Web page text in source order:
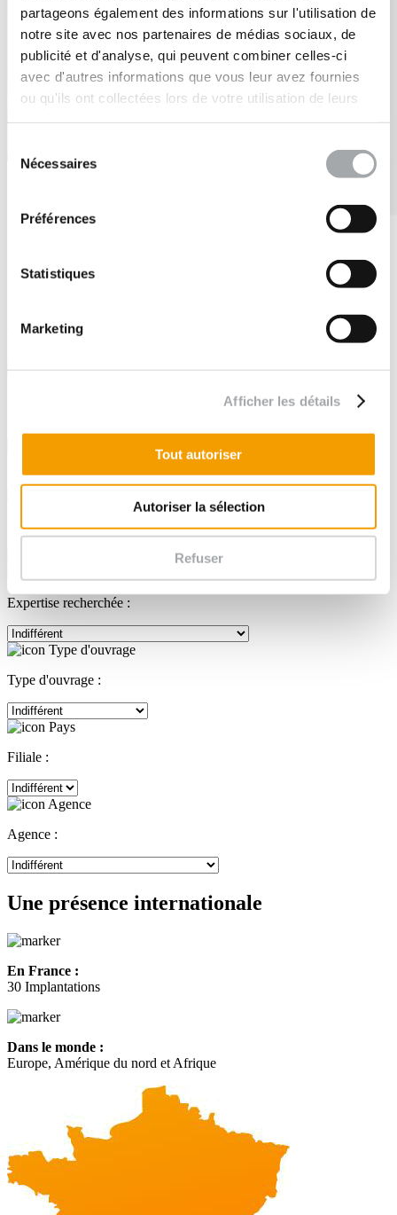
partageons également des informations sur l'utilisation de
notre site avec nos partenaires de médias sociaux, de
publicité et d'analyse, qui peuvent combiner celles-ci
avec d'autres informations que vous leur avez fournies
ou qu'ils ont collectées lors de votre utilisation de leurs
Nécessaires
Préférences
Statistiques
Marketing
Afficher les détails
Tout autoriser
Autoriser la sélection
Refuser
SOLSCOPE 2025 - Nos innovations plébiscitées par la profession
Découvrez nos réalisations
Sélectionnez l'un des critères ci-dessous :
Votre secteur d'activité :
Expertise recherchée :
Type d'ouvrage :
Filiale :
Agence :
Une présence internationale
En France :
30 Implantations
Dans le monde :
Europe, Amérique du nord et Afrique